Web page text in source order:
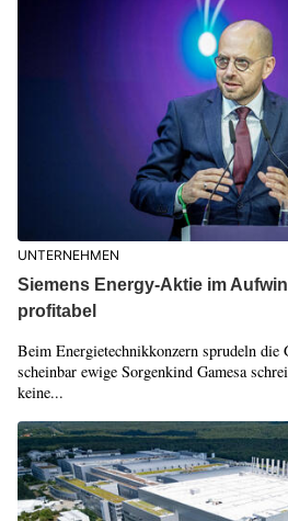
UNTERNEHMEN
Siemens Energy-Aktie im
profitabel
Beim Energietechnikkonzern sprudeln die
scheinbar ewige Sorgenkind Gamesa
keine...